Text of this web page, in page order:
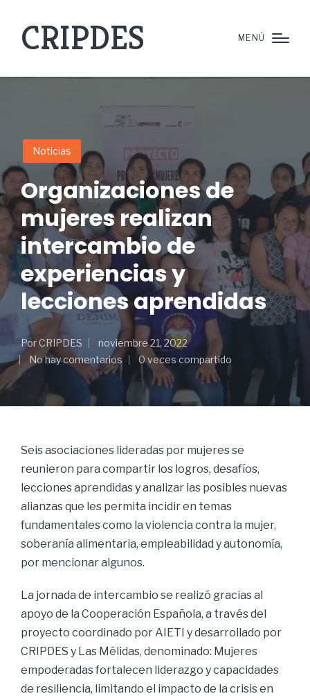
CRIPDES MENÚ
Noticias
Organizaciones de
mujeres realizan
intercambio de
experiencias y
lecciones aprendidas
PorCRIPDES
noviembre 21, 2022
No hay comentarios
0 veces compartido
Seis asociaciones lideradas por mujeres se
reunieron para compartir los logros, desafíos,
lecciones aprendidas y analizar las posibles nuevas
alianzas que les permita incidir en temas
fundamentales como la violencia contra la mujer,
soberanía alimentaria, empleabilidad y autonomía,
por mencionar algunos.
La jornada de intercambio se realizó gracias al
apoyo de la Cooperación Española, a través del
proyecto coordinado por AIETI y desarrollado por
CRIPDES y Las Mélidas, denominado: Mujeres
empoderadas fortalecen liderazgo y capacidades
de resiliencia, limitando el impacto de la crisis en